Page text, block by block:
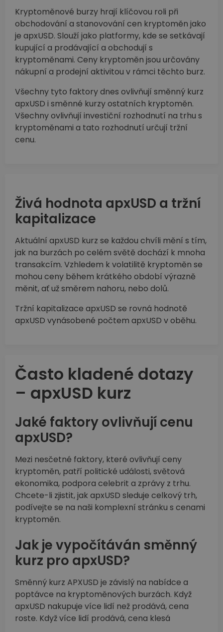
Kryptoměnové burzy hrají klíčovou roli při
obchodování a stanovování cen kryptoměn jako
je apxUSD. Slouží jako platformy, kde se setkávají
kupující a prodávající a obchodují s
kryptoměnami. Ceny kryptoměn jsou určovány
nákupní a prodejní aktivitou v rámci těchto burz.
Všechny tyto faktory dnes ovlivňují směnný kurz
apxUSD i směnné kurzy ostatních kryptoměn.
Všechny ovlivňují investiční rozhodnutí na trhu s
kryptoměnami a tato rozhodnutí určují tržní
cenu.
Živá hodnota apxUSD a tržní
kapitalizace
Aktuální apxUSD kurz se každou chvíli mění s tím,
jak na burzách po celém světě dochází k mnoha
transakcím. Vzhledem k volatilitě kryptoměn se
mohou ceny během krátkého období výrazně
měnit, ať už směrem nahoru, nebo dolů.
Tržní kapitalizace apxUSD se rovná hodnotě
apxUSD vynásobené počtem apxUSD v oběhu.
Často kladené dotazy
– apxUSD kurz
Jaké faktory ovlivňují cenu
apxUSD?
Mezi nesčetné faktory, které ovlivňují ceny
kryptoměn, patří politické události, světová
ekonomika, podpora celebrit a zprávy z trhu.
Chcete-li zjistit, jak apxUSD sleduje celkový trh,
podívejte se na naši komplexní stránku s cenami
kryptoměn.
Jak je vypočítáván směnný
kurz pro apxUSD?
Směnný kurz APXUSD je závislý na nabídce a
poptávce na kryptoměnových burzách. Když
apxUSD nakupuje více lidí než prodává, cena
roste. Když více lidí prodává, cena klesá